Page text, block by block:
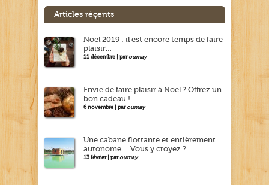
Articles réçents
Noël 2019 : il est encore temps de faire
plaisir…
11 décembre | paroumay
Envie de faire plaisir à Noël ? Offrez un
bon cadeau !
6 novembre | paroumay
Une cabane flottante et entièrement
autonome… Vous y croyez ?
13 février | paroumay